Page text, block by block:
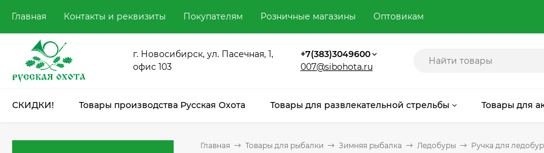
Главная Контакты и реквизиты Покупателям Розничные магазины Оптовикам
г. Новосибирск, ул. Пасечная, 1,
офис 103
+7(383)3049600
007@sibohota.ru
СКИДКИ! Товары производства Русская Охота Товары для развлекательной стрельбы Товары для
Главная Товары для рыбалки Зимняя рыбалка Ледобуры Ручка для